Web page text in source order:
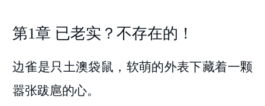
第1章 已老实？不存在的！